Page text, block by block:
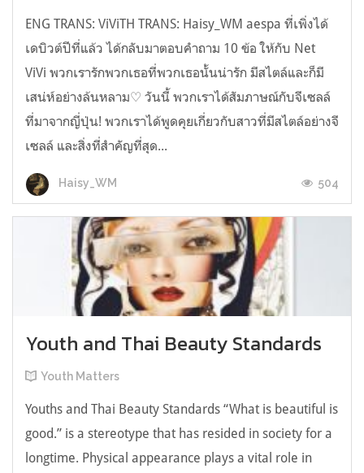
ENG TRANS: ViViTH TRANS: Haisy_WM aespa ที่เพิ่งได้
เดบิวต์ปีที่แล้ว ได้กลับมาตอบคำถาม 10 ข้อ ให้กับ Net
ViVi พวกเรารักพวกเธอที่พวกเธอนั้นน่ารัก มีสไตล์และก็มี
เสน่ห์อย่างล้นหลาม♡ วันนี้ พวกเราได้สัมภาษณ์กับจีเซลล์
ที่มาจากญี่ปุ่น! พวกเราได้พูดคุยเกี่ยวกับสาวที่มีสไตล์อย่างจี
เซลล์ และสิ่งที่สำคัญที่สุด...
Haisy_WM 504
Youth and Thai Beauty Standards
Youth Matters
Youths and Thai Beauty Standards “What is beautiful is
good.” is a stereotype that has resided in society for a
longtime. Physical appearance plays a vital role in